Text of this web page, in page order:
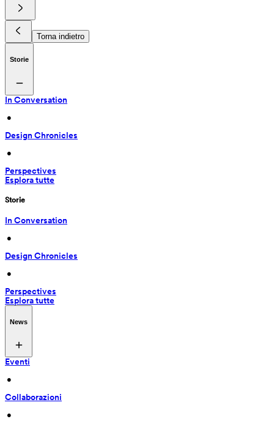
Torna indietro
Storie
In Conversation
•
Design Chronicles
•
Perspectives
Esplora tutte
Storie
In Conversation
•
Design Chronicles
•
Perspectives
Esplora tutte
News
Eventi
•
Collaborazioni
•